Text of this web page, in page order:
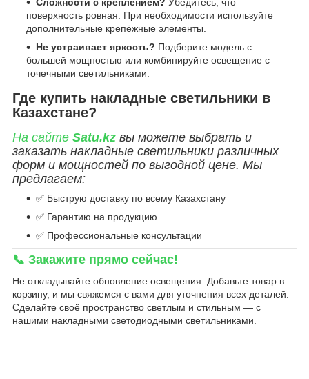
поверхность ровная. При необходимости используйте
дополнительные крепёжные элементы.
Не устраивает яркость? Подберите модель с
большей мощностью или комбинируйте освещение с
точечными светильниками.
Где купить накладные светильники в
Казахстане?
На сайте Satu.kz вы можете выбрать и
заказать накладные светильники различных
форм и мощностей по выгодной цене. Мы
предлагаем:
✅ Быструю доставку по всему Казахстану
✅ Гарантию на продукцию
✅ Профессиональные консультации
📞 Закажите прямо сейчас!
Не откладывайте обновление освещения. Добавьте товар в
корзину, и мы свяжемся с вами для уточнения всех деталей.
Сделайте своё пространство светлым и стильным — с
нашими накладными светодиодными светильниками.